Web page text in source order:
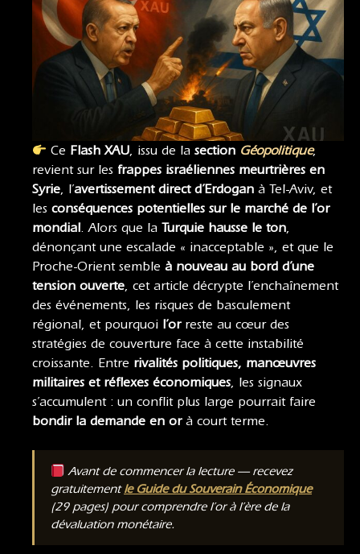
Ce Flash XAU, issu de lasection Géopolitique,
revient sur les frappes israéliennes meurtrières en
Syrie, l’avertissement direct d’Erdogan à Tel-Aviv, et
les conséquences potentielles sur le marché de l’or
mondial. Alors que la Turquie hausse le ton,
dénonçant une escalade « inacceptable », et que le
Proche-Orient semble à nouveau au bord d’une
tension ouverte, cet article décrypte l’enchaînement
des événements, les risques de basculement
régional, et pourquoi l’orreste au cœur des
stratégies de couverture face à cette instabilité
croissante. Entre rivalités politiques, manœuvres
militaires et réflexes économiques, les signaux
s’accumulent : un conflit plus large pourrait faire
bondir la demande en orà court terme.
Avant de commencer la lecture — recevez
gratuitementle Guide du Souverain Économique
(29 pages) pour comprendre l’or à l’ère de la
dévaluation monétaire.